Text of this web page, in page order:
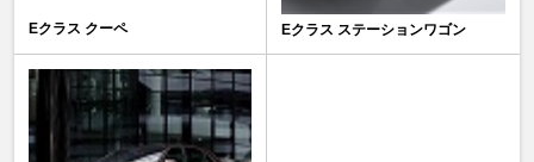
Eクラス クーペ Eクラス ステーションワゴン